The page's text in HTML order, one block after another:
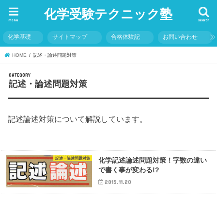
化学受験テクニック塾 search
menu
化学基礎 サイトマップ 合格体験記 お問い合わせ
HOME 記述・論述問題対策
記述・論述問題対策
記述論述対策について解説しています。
記述・論述問題対策
化学記述論述問題対策！字数の違い
で書く事が変わる!?
2015.11.20